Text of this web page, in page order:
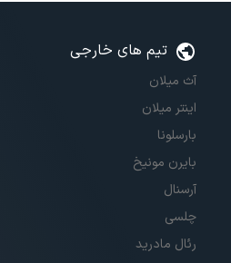
تیم های خارجی
آث میلان
اینتر میلان
بارسلونا
بایرن مونیخ
آرسنال
چلسی
رئال مادرید